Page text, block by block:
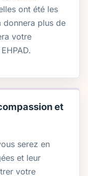
ont été les
donnera plus de
votre
et
serez en
et leur
votre